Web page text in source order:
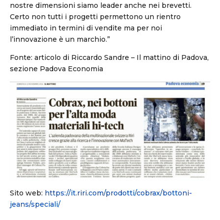
nostre dimensioni siamo leader anche nei brevetti.
Certo non tutti i progetti permettono un rientro
immediato in termini di vendite ma per noi
l’innovazione è un marchio.”
Fonte: articolo di Riccardo Sandre – Il mattino di Padova,
sezione Padova Economia
Sito web: https://it.riri.com/prodotti/cobrax/bottoni-
jeans/speciali/